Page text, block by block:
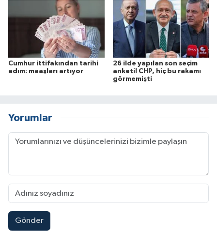
Cumhur ittifakından tarihi
adım: maaşları artıyor
26 ilde yapılan son seçim
anketi! CHP, hiç bu rakamı
görmemişti
Yorumlar
Gönder